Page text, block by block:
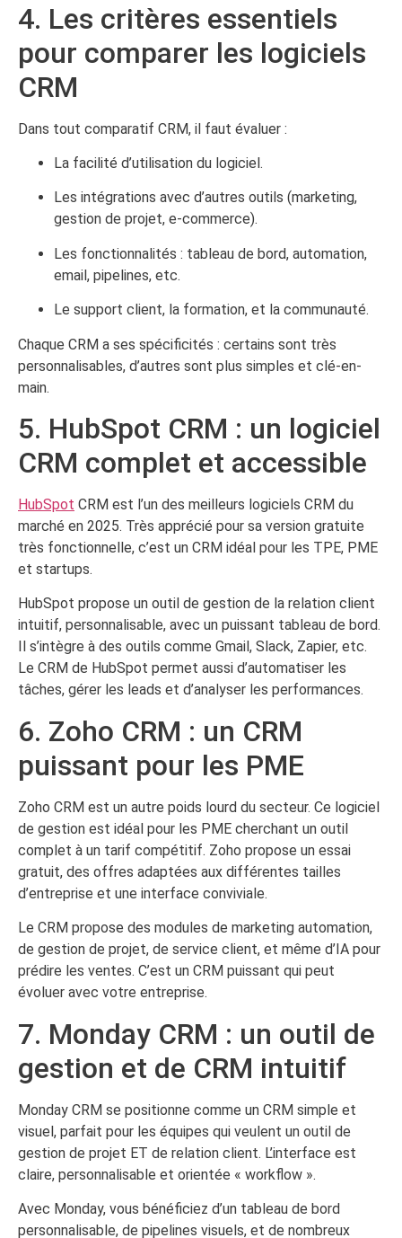
4. Les critères essentiels
pour comparer les logiciels
CRM
Dans tout comparatif CRM, il faut évaluer :
La facilité d’utilisation du logiciel.
Les intégrations avec d’autres outils (marketing,
gestion de projet, e-commerce).
Les fonctionnalités : tableau de bord, automation,
email, pipelines, etc.
Le support client, la formation, et la communauté.
Chaque CRM a ses spécificités : certains sont très
personnalisables, d’autres sont plus simples et clé-en-
main.
5. HubSpot CRM : un logiciel
CRM complet et accessible
HubSpot CRM est l’un des meilleurs logiciels CRM du
marché en 2025. Très apprécié pour sa version gratuite
très fonctionnelle, c’est un CRM idéal pour les TPE, PME
et startups.
HubSpot propose un outil de gestion de la relation client
intuitif, personnalisable, avec un puissant tableau de bord.
Il s’intègre à des outils comme Gmail, Slack, Zapier, etc.
Le CRM de HubSpot permet aussi d’automatiser les
tâches, gérer les leads et d’analyser les performances.
6. Zoho CRM : un CRM
puissant pour les PME
Zoho CRM est un autre poids lourd du secteur. Ce logiciel
de gestion est idéal pour les PME cherchant un outil
complet à un tarif compétitif. Zoho propose un essai
gratuit, des offres adaptées aux différentes tailles
d’entreprise et une interface conviviale.
Le CRM propose des modules de marketing automation,
de gestion de projet, de service client, et même d’IA pour
prédire les ventes. C’est un CRM puissant qui peut
évoluer avec votre entreprise.
7. Monday CRM : un outil de
gestion et de CRM intuitif
Monday CRM se positionne comme un CRM simple et
visuel, parfait pour les équipes qui veulent un outil de
gestion de projet ET de relation client. L’interface est
claire, personnalisable et orientée « workflow ».
Avec Monday, vous bénéficiez d’un tableau de bord
personnalisable, de pipelines visuels, et de nombreux